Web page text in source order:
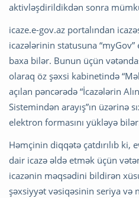
aktivləşdirildikdən sonra
icaze.e-gov.az portalından
icazələrinin statusuna
baxa bilər. Bunun üçün
olaraq öz şəxsi kabinetində
açılan pəncərədə “İcazələrin
Sistemindən arayış”ın üzərinə
elektron formasını yükləyə
Həmçinin diqqətə çatdırılıb ki,
dair icazə əldə etmək üçün
icazənin məqsədini bildirən
şəxsiyyət vəsiqəsinin seriya və